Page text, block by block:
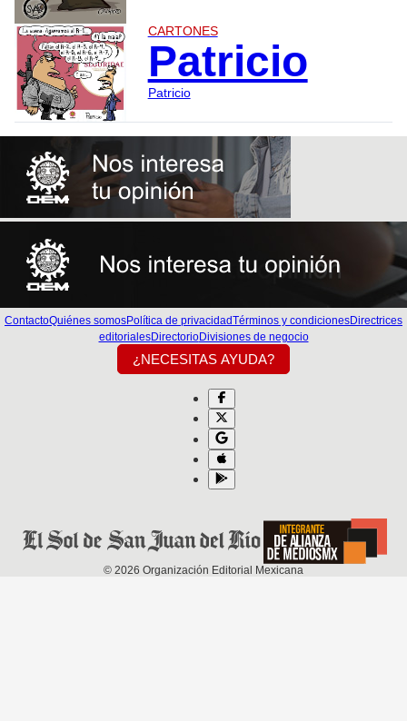
CARTONES
Patricio
Patricio
ContactoQuiénes somosPolítica de privacidadTérminos y condicionesDirectrices
editorialesDirectorioDivisiones de negocio
¿NECESITAS AYUDA?
© 2026 Organización Editorial Mexicana